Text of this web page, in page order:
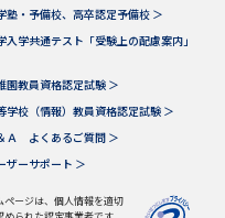
塾・予備校、高卒認定予備校 ＞
入学共通テスト「受験上の配慮案内」
園教員資格認定試験 ＞
学校（情報）教員資格認定試験 ＞
Ａ よくあるご質問 ＞
ザーサポート ＞
ページは、個人情報を適切